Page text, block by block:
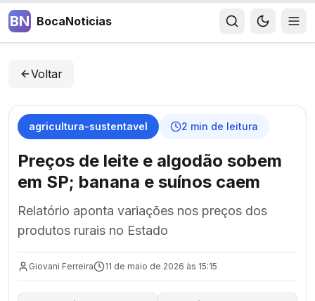
BN BocaNoticias
Voltar
agricultura-sustentavel 2 min de leitura
Preços de leite e algodão sobem
em SP; banana e suínos caem
Relatório aponta variações nos preços dos
produtos rurais no Estado
Giovani Ferreira 11 de maio de 2026 às 15:15